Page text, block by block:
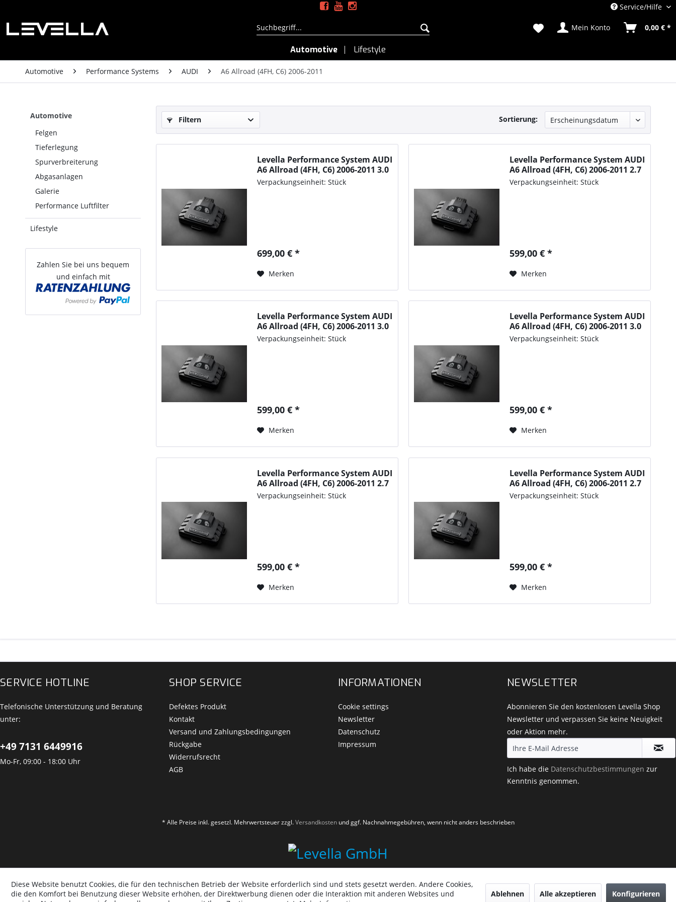
Service/Hilfe
Mein Konto 0,00 € *
Automotive Lifestyle
Automotive Performance Systems AUDI A6 Allroad (4FH, C6) 2006-2011
Automotive
Felgen
Tieferlegung
Spurverbreiterung
Abgasanlagen
Galerie
Performance Luftfilter
Lifestyle
Zahlen Sie bei uns bequem
und einfach mit
Filtern Sortierung:
Levella Performance System AUDI
A6 Allroad (4FH, C6) 2006-2011 3.0
TFSI quattro, 290PS/213kW,
2995ccm
Verpackungseinheit: Stück
699,00 € *
Merken
Levella Performance System AUDI
A6 Allroad (4FH, C6) 2006-2011 2.7
TDI quattro, 190PS/140kW,
2698ccm
Verpackungseinheit: Stück
599,00 € *
Merken
Levella Performance System AUDI
A6 Allroad (4FH, C6) 2006-2011 3.0
TDI quattro, 233PS/171kW,
2967ccm
Verpackungseinheit: Stück
599,00 € *
Merken
Levella Performance System AUDI
A6 Allroad (4FH, C6) 2006-2011 3.0
TDI quattro, 240PS/176kW,
2967ccm
Verpackungseinheit: Stück
599,00 € *
Merken
Levella Performance System AUDI
A6 Allroad (4FH, C6) 2006-2011 2.7
TDI quattro, 163PS/120kW,
2698ccm
Verpackungseinheit: Stück
599,00 € *
Merken
Levella Performance System AUDI
A6 Allroad (4FH, C6) 2006-2011 2.7
TDI quattro, 180PS/132kW,
2698ccm
Verpackungseinheit: Stück
599,00 € *
Merken
SERVICE HOTLINE
Telefonische Unterstützung und Beratung
unter:
+49 7131 6449916
Mo-Fr, 09:00 - 18:00 Uhr
SHOP SERVICE
Defektes Produkt
Kontakt
Versand und Zahlungsbedingungen
Rückgabe
Widerrufsrecht
AGB
INFORMATIONEN
Cookie settings
Newsletter
Datenschutz
Impressum
NEWSLETTER
Abonnieren Sie den kostenlosen Levella Shop
Newsletter und verpassen Sie keine Neuigkeit
oder Aktion mehr.
Ich habe die Datenschutzbestimmungen zur
Kenntnis genommen.
* Alle Preise inkl. gesetzl. Mehrwertsteuer zzgl.Versandkostenund ggf. Nachnahmegebühren, wenn nicht anders beschrieben
Diese Website benutzt Cookies, die für den technischen Betrieb der Website erforderlich sind und stets gesetzt werden. Andere Cookies,
die den Komfort bei Benutzung dieser Website erhöhen, der Direktwerbung dienen oder die Interaktion mit anderen Websites und
Ablehnen Alle akzeptieren Konfigurieren